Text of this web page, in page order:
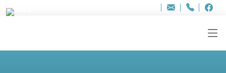
Adresse
info..hâthe..
Tel.
Tel.